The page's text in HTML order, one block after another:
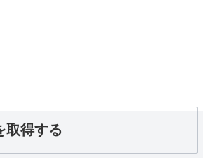
取得する